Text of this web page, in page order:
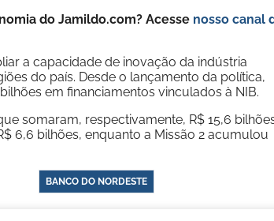
do Jamildo.com? Acesse nosso canal
a capacidade de inovação da indústria
do país. Desde o lançamento da política,
em financiamentos vinculados à NIB.
somaram, respectivamente, R$ 15,6
6,6 bilhões, enquanto a Missão 2 acumulou
BANCO DO NORDESTE